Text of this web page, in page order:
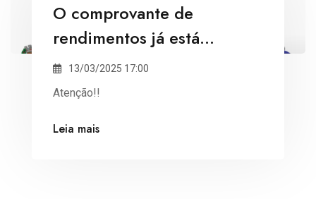
O comprovante de
rendimentos já está
disponivel para declaração
de imposto de renda.
13/03/2025 17:00
Atenção!!
Leia mais